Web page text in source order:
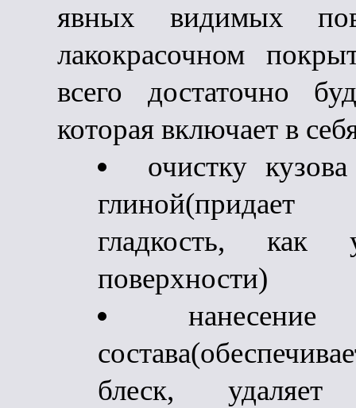
явных видимых
лакокрасочном
всего достаточно
которая включает в
очистку
глиной(придает
гладкость, как
поверхности)
блеск,